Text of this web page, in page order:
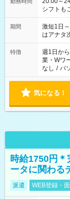
シフトも
期間
激短1日
はアナタ
特徴 週1日か
業・Wワ
なし / パ
気になる！
時給1750円
ータに関わる
派遣 WEB登録・